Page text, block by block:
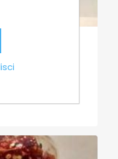
sono una ricetta
di una
a basso
1996 il marchio